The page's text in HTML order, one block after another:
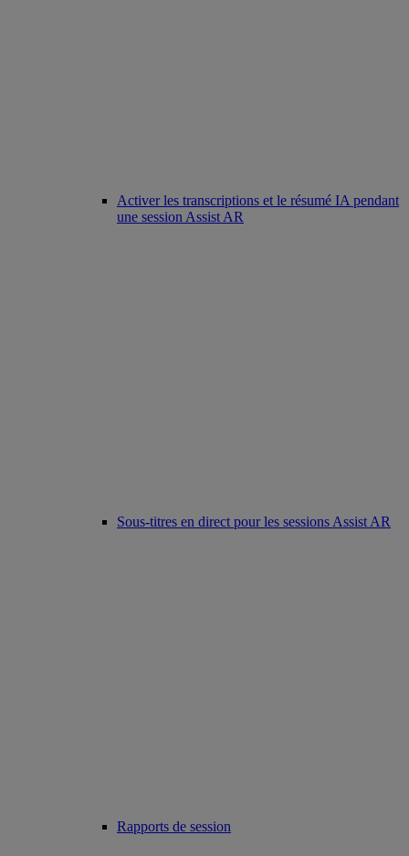
Activer les transcriptions et le résumé IA pendant
une session Assist AR
Sous-titres en direct pour les sessions Assist AR
Rapports de session